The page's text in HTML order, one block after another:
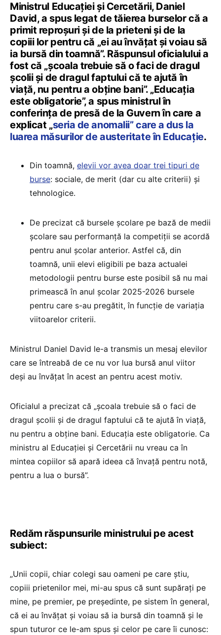
Ministrul Educației și Cercetării, Daniel
David, a spus legat de tăierea burselor că a
primit reproșuri și de la prieteni și de la
copiii lor pentru că „ei au învățat și voiau să
ia bursă din toamnă”. Răspunsul oficialului a
fost că „școala trebuie să o faci de dragul
școlii și de dragul faptului că te ajută în
viață, nu pentru a obține bani”. „Educația
este obligatorie”, a spus ministrul în
conferința de presă de la Guvern în care a
explicat „seria de anomalii” care a dus la
luarea măsurilor de austeritate în Educație.
Din toamnă, elevii vor avea doar trei tipuri de
burse: sociale, de merit (dar cu alte criterii) și
tehnologice.
De precizat că bursele școlare pe bază de medii
școlare sau performanță la competiții se acordă
pentru anul școlar anterior. Astfel că, din
toamnă, unii elevi eligibili pe baza actualei
metodologii pentru burse este posibil să nu mai
primească în anul școlar 2025-2026 bursele
pentru care s-au pregătit, în funcție de variația
viitoarelor criterii.
Ministrul Daniel David le-a transmis un mesaj elevilor
care se întreabă de ce nu vor lua bursă anul viitor
deși au învățat în acest an pentru acest motiv.
Oficialul a precizat că „școala trebuie să o faci de
dragul școlii și de dragul faptului că te ajută în viață,
nu pentru a obține bani. Educația este obligatorie. Ca
ministru al Educației și Cercetării nu vreau ca în
mintea copiilor să apară ideea că învață pentru notă,
pentru a lua o bursă”.
Redăm răspunsurile ministrului pe acest
subiect:
„Unii copii, chiar colegi sau oameni pe care știu,
copiii prietenilor mei, mi-au spus că sunt supărați pe
mine, pe premier, pe președinte, pe sistem în general,
că ei au învățat și voiau să ia bursă din toamnă și le
spun tuturor ce le-am spus și celor pe care îi cunosc: